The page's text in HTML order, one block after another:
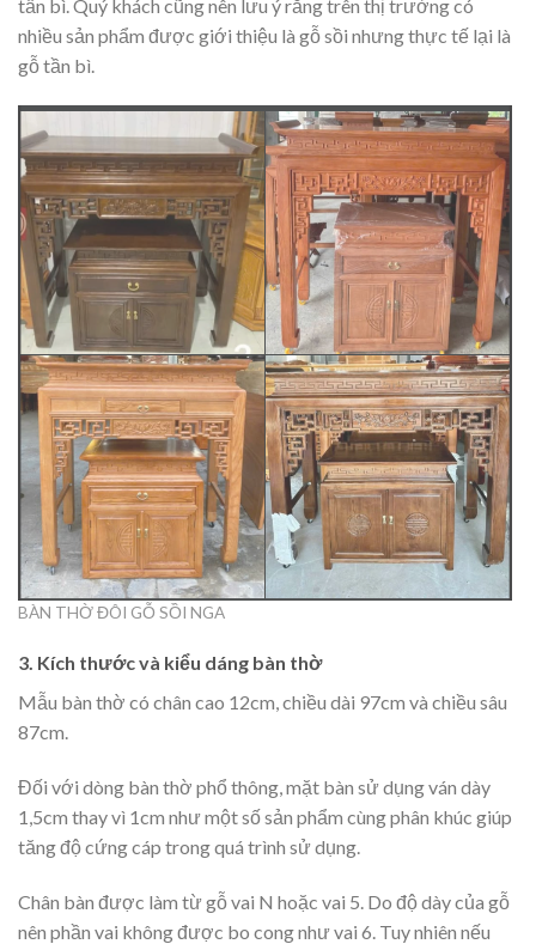
tần bì. Quý khách cũng nên lưu ý rằng trên thị trường có
nhiều sản phẩm được giới thiệu là gỗ sồi nhưng thực tế lại là
gỗ tần bì.
BÀN THỜ ĐÔI GỖ SỒI NGA
3. Kích thước và kiểu dáng bàn thờ
Mẫu bàn thờ có chân cao 12cm, chiều dài 97cm và chiều sâu
87cm.
Đối với dòng bàn thờ phổ thông, mặt bàn sử dụng ván dày
1,5cm thay vì 1cm như một số sản phẩm cùng phân khúc giúp
tăng độ cứng cáp trong quá trình sử dụng.
Chân bàn được làm từ gỗ vai N hoặc vai 5. Do độ dày của gỗ
nên phần vai không được bo cong như vai 6. Tuy nhiên nếu